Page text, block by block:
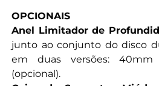
OPCIONAIS
Anel Limitador de
junto ao conjunto do disco
em duas versões:
(opcional).